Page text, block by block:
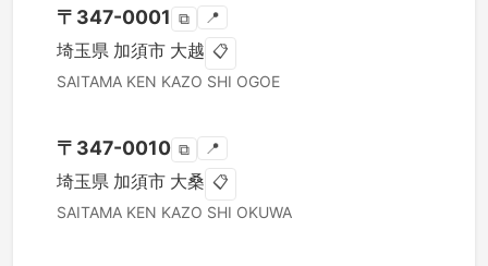
〒 347-0001 ⧉ 📍
埼玉県 加須市 大越 📋
SAITAMA KEN KAZO SHI OGOE
〒 347-0010 ⧉ 📍
埼玉県 加須市 大桑 📋
SAITAMA KEN KAZO SHI OKUWA